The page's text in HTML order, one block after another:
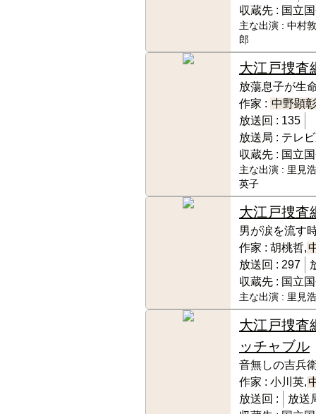
収蔵先 : 国立
主な出演 : 中村
郎
大江戸捜査
放蕩息子が生
作家 : 中野顕彰
放送回 : 135
放送局 : テレ
収蔵先 : 国立
主な出演 : 里見
英子
大江戸捜査
男が涙を流す
作家 : 胡桃哲,
放送回 : 297
収蔵先 : 国立
主な出演 : 里見
大江戸捜
ッチャブル
音無しの吉兵
作家 : 小川英,
放送回 :
放送